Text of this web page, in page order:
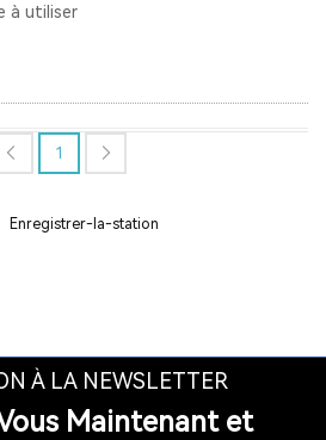
à utiliser
1
COMPTEUR À DEUX VOIES
RADIO PORTABLE
RADIO RADIO SW
Enregistrer-la-station
À LA NEWSLETTER
Maintenant et